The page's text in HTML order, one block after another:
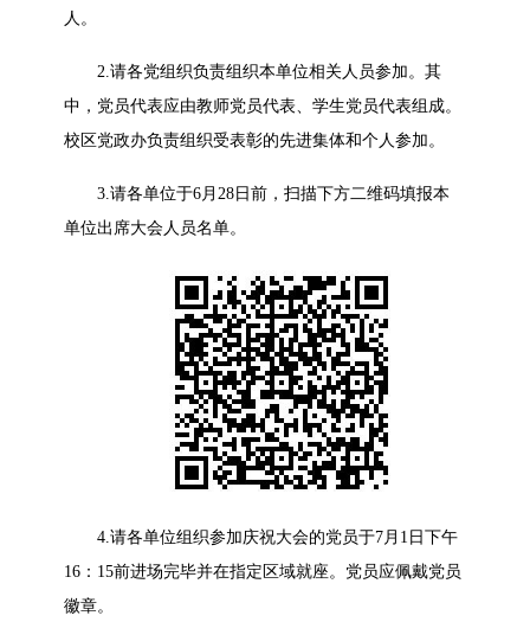
人。
2.请各党组织负责组织本单位相关人员参加。其
中，党员代表应由教师党员代表、学生党员代表组成。
校区党政办负责组织受表彰的先进集体和个人参加。
3.请各单位于6月28日前，扫描下方二维码填报本
单位出席大会人员名单。
4.请各单位组织参加庆祝大会的党员于7月1日下午
16：15前进场完毕并在指定区域就座。党员应佩戴党员
徽章。